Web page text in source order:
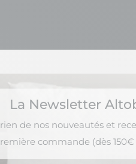
La Newsletter
de nos nouveautés et
commande (dès